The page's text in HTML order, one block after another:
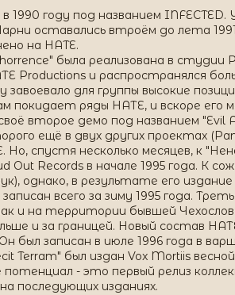
1990 году под названием
оставались втроём до лета
на HATE.
была реализована в студии
Productions и распространялся
для группы высокие
покидает ряды НАТЕ, и вскоре его
второе демо под названием
ещё в двух других проектах
Но, спустя несколько месяцев, к
Out Records в начале 1995 года. К
однако, в результате его издание
всего за зиму 1995 года.
и на территории бывшей
и за границей. Новый состав
был записан в июле 1996 года в
Terram" был издан Vox Mortiis
- это первый релиз
последующих изданиях.